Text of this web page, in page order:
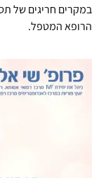
במקרים חריגים של
הרופא המטפל.